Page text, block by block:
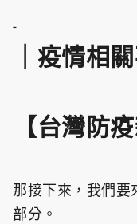
-
｜疫情相
【台灣防
那接下來，我們要
部分。